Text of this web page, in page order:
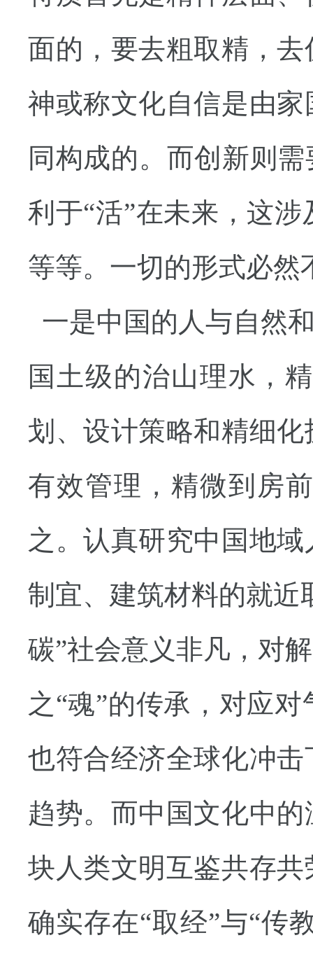
面的，要去粗取精，
神或称文化自信是由
同构成的。而创新则
利于“活”在未来，这
等等。一切的形式必然
一是中国的人与自然
国土级的治山理水，
划、设计策略和精细
有效管理，精微到房
之。认真研究中国地
制宜、建筑材料的就近
碳”社会意义非凡，对
之“魂”的传承，对应
也符合经济全球化冲
趋势。而中国文化中
块人类文明互鉴共存
确实存在“取经”与“传